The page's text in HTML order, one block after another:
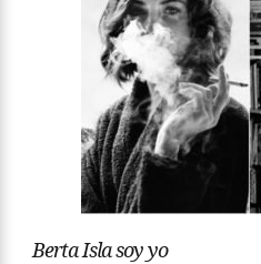
Berta Isla soy yo